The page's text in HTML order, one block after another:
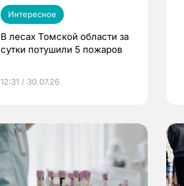
Интересное
В лесах Томской области за
сутки потушили 5 пожаров
12:31 / 30.07.26